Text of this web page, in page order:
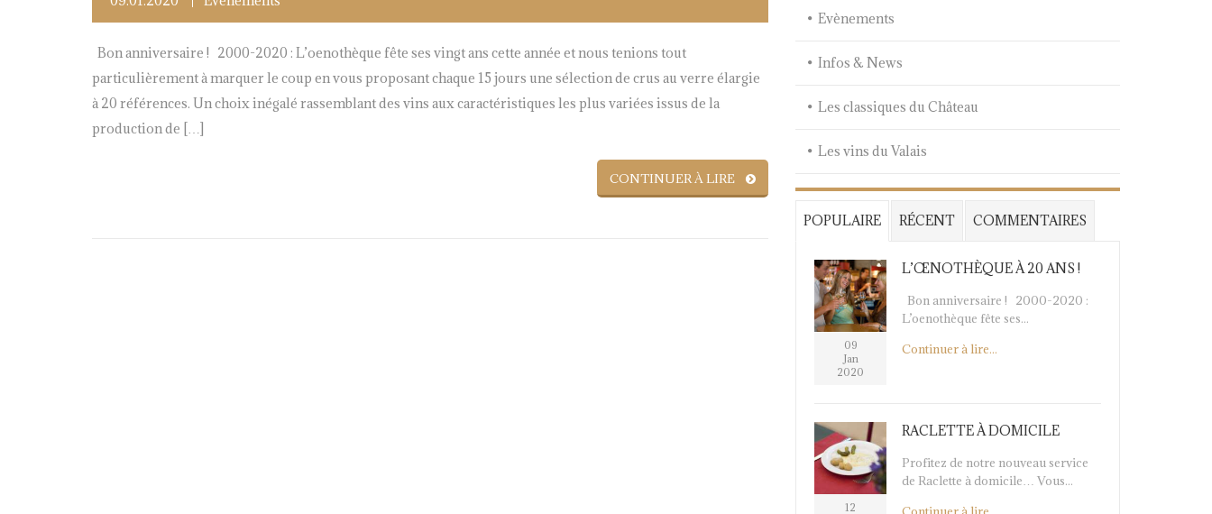
Bon anniversaire ! 2000-2020 : L’oenothèque fête ses vingt ans cette année et nous tenions tout
particulièrement à marquer le coup en vous proposant chaque 15 jours une sélection de crus au verre élargie
à 20 références. Un choix inégalé rassemblant des vins aux caractéristiques les plus variées issus de la
production de […]
CONTINUER À LIRE
Evènements
Infos & News
Les classiques du Château
Les vins du Valais
POPULAIRE RÉCENT COMMENTAIRES
09
Jan
2020
L’ŒNOTHÈQUE À 20 ANS !
Bon anniversaire ! 2000-2020 :
L’oenothèque fête ses...
Continuer à lire...
12
RACLETTE À DOMICILE
Profitez de notre nouveau service
de Raclette à domicile… Vous...